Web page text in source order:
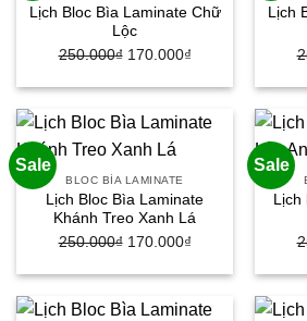
Lịch Bloc Bìa Laminate Chữ
Lộc
250.000₫ Giá
250.000₫.
170.000₫
là:
170.000₫.
Lịch
Sale
BLOC BÌA LAMINATE
Lịch Bloc Bìa Laminate
Khánh Treo Xanh Lá
250.000₫ Giá
250.000₫.
170.000₫
là:
Sale